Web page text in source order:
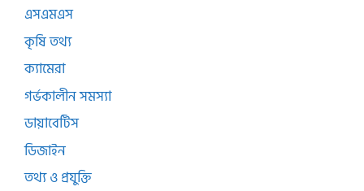
এসএমএস
কৃষি তথ্য
ক্যামেরা
গর্ভকালীন সমস্যা
ডায়াবেটিস
ডিজাইন
তথ্য ও প্রযুক্তি